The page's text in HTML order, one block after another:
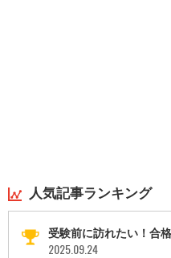
人気記事ランキング
受験前に訪れたい！合
2025.09.24